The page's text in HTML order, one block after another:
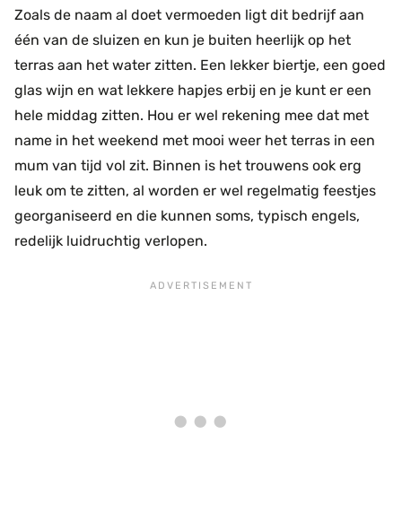
Zoals de naam al doet vermoeden ligt dit bedrijf aan
één van de sluizen en kun je buiten heerlijk op het
terras aan het water zitten. Een lekker biertje, een goed
glas wijn en wat lekkere hapjes erbij en je kunt er een
hele middag zitten. Hou er wel rekening mee dat met
name in het weekend met mooi weer het terras in een
mum van tijd vol zit. Binnen is het trouwens ook erg
leuk om te zitten, al worden er wel regelmatig feestjes
georganiseerd en die kunnen soms, typisch engels,
redelijk luidruchtig verlopen.